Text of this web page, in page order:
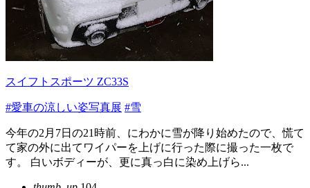
スイフトスポーツ ZC33S
#愛車の涼しい姿写真展 #雪
今年の2月7日の21時前、にわかに雪が降り始めたので、慌て
て家の外に出てワイパーを上げに行った際に撮った一枚で
す。 白いボディーが、更に真っ白に染め上げら...